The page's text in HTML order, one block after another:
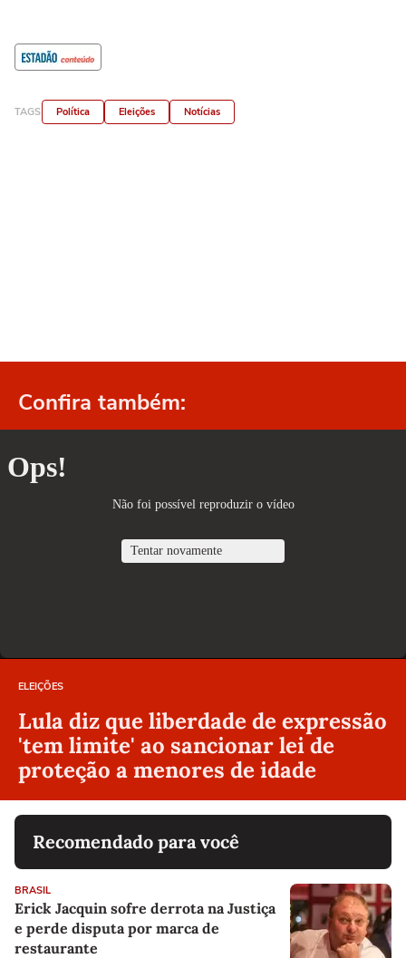
TAGS Política Eleições Notícias
Confira também:
ELEIÇÕES
Lula diz que liberdade de expressão
'tem limite' ao sancionar lei de
proteção a menores de idade
Recomendado para você
BRASIL
Erick Jacquin sofre derrota na Justiça
e perde disputa por marca de
restaurante